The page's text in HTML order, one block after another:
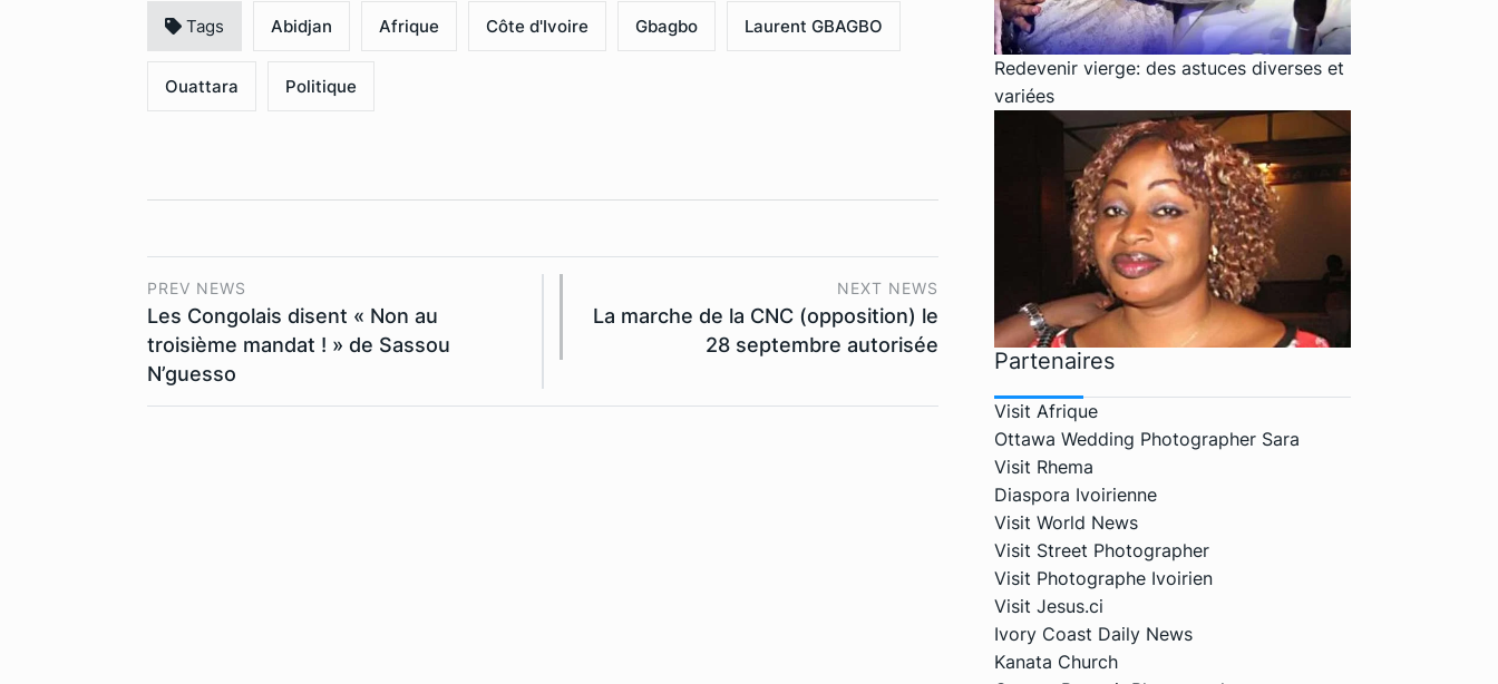
Tags Abidjan Afrique Côte d'Ivoire Gbagbo Laurent GBAGBO
Ouattara Politique
PREV NEWS
Les Congolais disent « Non au
troisième mandat ! » de Sassou
N’guesso
NEXT NEWS
La marche de la CNC (opposition) le
28 septembre autorisée
Redevenir vierge: des astuces diverses et
variées
Partenaires
Visit Afrique
Ottawa Wedding Photographer Sara
Visit Rhema
Diaspora Ivoirienne
Visit World News
Visit Street Photographer
Visit Photographe Ivoirien
Visit Jesus.ci
Ivory Coast Daily News
Kanata Church